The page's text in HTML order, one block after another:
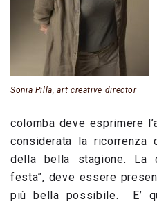
Sonia Pilla, art creative director
colomba deve esprimere
considerata la
della bella stagione. La
festa”, deve essere
più bella possibile. E’